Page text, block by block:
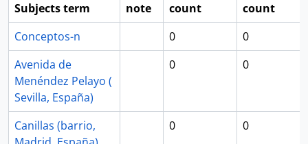
Subjects term
note
count
count
Conceptos-n
0
0
Avenida de
Menéndez Pelayo (
Sevilla, España)
0 0
Canillas (barrio,
0 0